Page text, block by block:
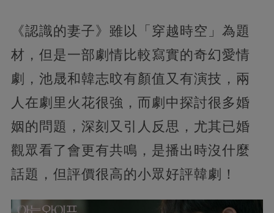
《認識的妻子》雖以「穿越時空」為題
材，但是一部劇情比較寫實的奇幻愛情
劇，池晟和韓志旼有顏值又有演技，兩
人在劇里火花很強，而劇中探討很多婚
姻的問題，深刻又引人反思，尤其已婚
觀眾看了會更有共鳴，是播出時沒什麼
話題，但評價很高的小眾好評韓劇！